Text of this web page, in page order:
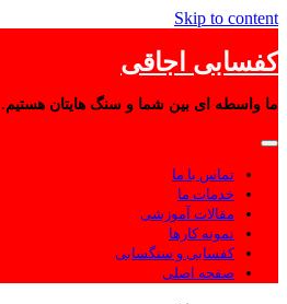
Skip to content
کفسابی اجاقی
ما واسطه ای بین شما و سنگ هایتان هستیم.
تماس با ما
خدمات ما
مقالات آموزشی
نمونه کارها
کفسابی و سنگسابی
صفحه اصلی